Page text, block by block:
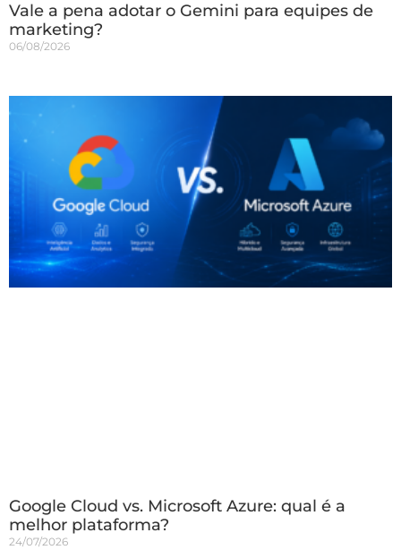
Vale a pena adotar o Gemini para equipes de
marketing?
06/08/2026
Google Cloud vs. Microsoft Azure: qual é a
melhor plataforma?
24/07/2026